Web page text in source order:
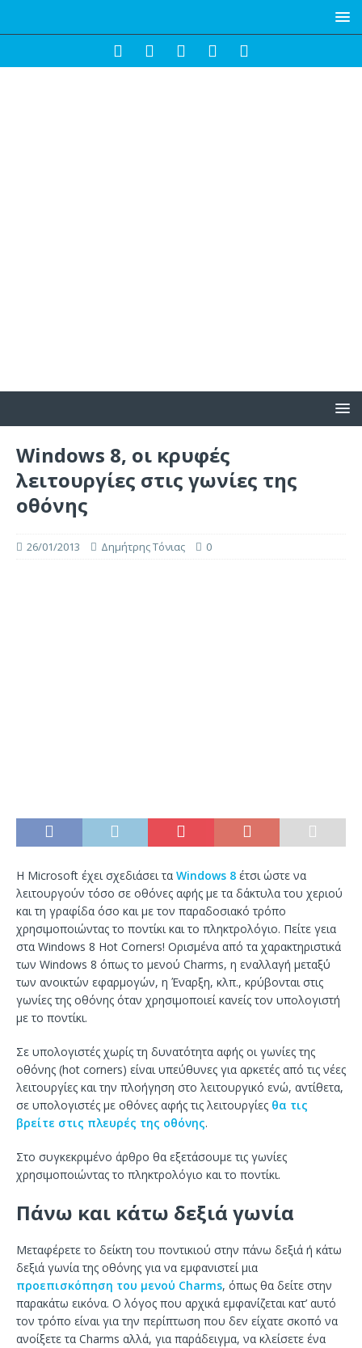
Windows 8, οι κρυφές
λειτουργίες στις γωνίες της
οθόνης
26/01/2013 Δημήτρης Τόνιας 0
Η Microsoft έχει σχεδιάσει τα Windows 8 έτσι ώστε να
λειτουργούν τόσο σε οθόνες αφής με τα δάκτυλα του χεριού
και τη γραφίδα όσο και με τον παραδοσιακό τρόπο
χρησιμοποιώντας το ποντίκι και το πληκτρολόγιο. Πείτε γεια
στα Windows 8 Hot Corners! Ορισμένα από τα χαρακτηριστικά
των Windows 8 όπως το μενού Charms, η εναλλαγή μεταξύ
των ανοικτών εφαρμογών, η Έναρξη, κλπ., κρύβονται στις
γωνίες της οθόνης όταν χρησιμοποιεί κανείς τον υπολογιστή
με το ποντίκι.
Σε υπολογιστές χωρίς τη δυνατότητα αφής οι γωνίες της
οθόνης (hot corners) είναι υπεύθυνες για αρκετές από τις νέες
λειτουργίες και την πλοήγηση στο λειτουργικό ενώ, αντίθετα,
σε υπολογιστές με οθόνες αφής τις λειτουργίες θα τις
βρείτε στις πλευρές της οθόνης.
Στο συγκεκριμένο άρθρο θα εξετάσουμε τις γωνίες
χρησιμοποιώντας το πληκτρολόγιο και το ποντίκι.
Πάνω και κάτω δεξιά γωνία
Μεταφέρετε το δείκτη του ποντικιού στην πάνω δεξιά ή κάτω
δεξιά γωνία της οθόνης για να εμφανιστεί μια
προεπισκόπηση του μενού Charms, όπως θα δείτε στην
παρακάτω εικόνα. Ο λόγος που αρχικά εμφανίζεται κατ’ αυτό
τον τρόπο είναι για την περίπτωση που δεν είχατε σκοπό να
ανοίξετε τα Charms αλλά, για παράδειγμα, να κλείσετε ένα